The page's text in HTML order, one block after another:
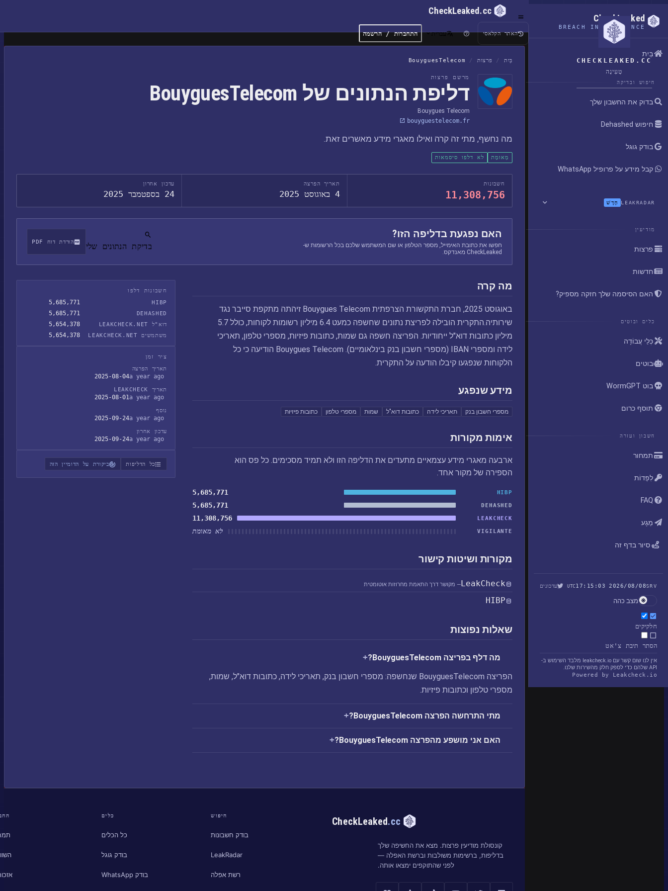
CHECKLEAKED.CC
טְעִינָה
CheckLeaked
BREACH INTELLIGENCE
בַּיִת
חיפוש ובדיקה
בדוק את החשבון שלך
חיפוש Dehashed
בודק גוגל
קבל מידע על פרופיל WhatsApp
LEAKRADAR חָדָשׁ
מודיעין
פרצות
חדשות
האם הסיסמה שלך חזקה מספיק?
כלים ובוטים
כְּלֵי עֲבוֹדָה
בוטים
בוט WormGPT
תוסף כרום
חשבון ועזרה
תמחור
לִפְדוֹת
FAQ
מַגָע
סיור בדף זה
SRV
2026/08/08 17:15:03
UTC עדכונים
מצב כהה
חלקיקים
הסתר תיבת צ'אט
אין לנו שום קשר עם leakcheck.io מלבד השימוש ב-
API שלהם כדי לספק חלק מהשירות שלנו.
Powered by Leakcheck.io
CheckLeaked.cc
האתר הקלאסי עברית התחברות / הרשמה
בַּיִת / פרצות /
BouyguesTelecom
מרשם פרצות
דליפת הנתונים של BouyguesTelecom
Bouygues Telecom
bouyguestelecom.fr
מה נחשף, מתי זה קרה ואילו מאגרי מידע מאשרים זאת.
מְאוּמָת לא דלפו סיסמאות
חשבונות
11,308,756
תאריך הפרצה
4 באוגוסט 2025
עדכון אחרון
24 בספטמבר 2025
האם נפגעת בדליפה הזו?
חפשו את כתובת האימייל, מספר הטלפון או שם המשתמש שלכם בכל הרשומות ש-
CheckLeaked מאנדקס.
בדיקת הנתונים שלי הורדת דוח PDF
מה קרה
באוגוסט 2025, חברת התקשורת הצרפתית Bouygues Telecom זיהתה מתקפת סייבר נגד
שירותיה.התקרית הובילה לפריצת נתונים שחשפה כמעט 6.4 מיליון רשומות לקוחות, כולל 5.7
מיליון כתובות דוא"ל ייחודיות. הפריצה חשפה גם שמות, כתובות פיזיות, מספרי טלפון, תאריכי
לידה ומספרי IBAN (מספרי חשבון בנק בינלאומיים). Bouygues Telecom הודיעה כי כל
הלקוחות שנפגעו קיבלו הודעה על התקרית.
מידע שנפגע
מספרי חשבון בנק תאריכי לידה כתובות דוא"ל שמות מספרי טלפון כתובות פיזיות
אימות מקורות
ארבעה מאגרי מידע עצמאיים מתעדים את הדליפה הזו ולא תמיד מסכימים. כל פס הוא
הספירה של מקור אחד.
HIBP
5,685,771
DEHASHED
5,685,771
LEAKCHECK
11,308,756
VIGILANTE לא מאומת
מקורות ושיטות קישור
LeakCheck— מקושר דרך התאמת מחרוזות אוטומטית
HIBP
שאלות נפוצות
מה דלף בפריצה BouyguesTelecom?
הפריצה BouyguesTelecom שנחשפה: מספרי חשבון בנק, תאריכי לידה, כתובות דוא"ל, שמות,
מספרי טלפון וכתובות פיזיות.
מתי התרחשה הפרצה BouyguesTelecom?
האם אני מושפע מהפרצה BouyguesTelecom?
חשבונות דלפו
HIBP
5,685,771
DEHASHED
5,685,771
דוא"ל LEAKCHECK.NET 5,654,378
משתמשים LEAKCHECK.NET 5,654,378
ציר זמן
תאריך הפרצה
2025-08-04a year ago
תאריך LEAKCHECK
2025-08-01a year ago
נוסף
2025-09-24a year ago
עדכון אחרון
2025-09-24a year ago
כל הדליפות ביקורת על הדומיין הזה
CheckLeaked.cc
קונסולת מודיעין פרצות. מצא את החשיפה שלך
בדליפות, ברשימות משולבות וברשת האפלה —
לפני שהתוקפים ימצאו אותה.
חיפוש
בודק חשבונות
LeakRadar
רשת אפלה
כלים
כל הכלים
בודק גוגל
בודק WhatsApp